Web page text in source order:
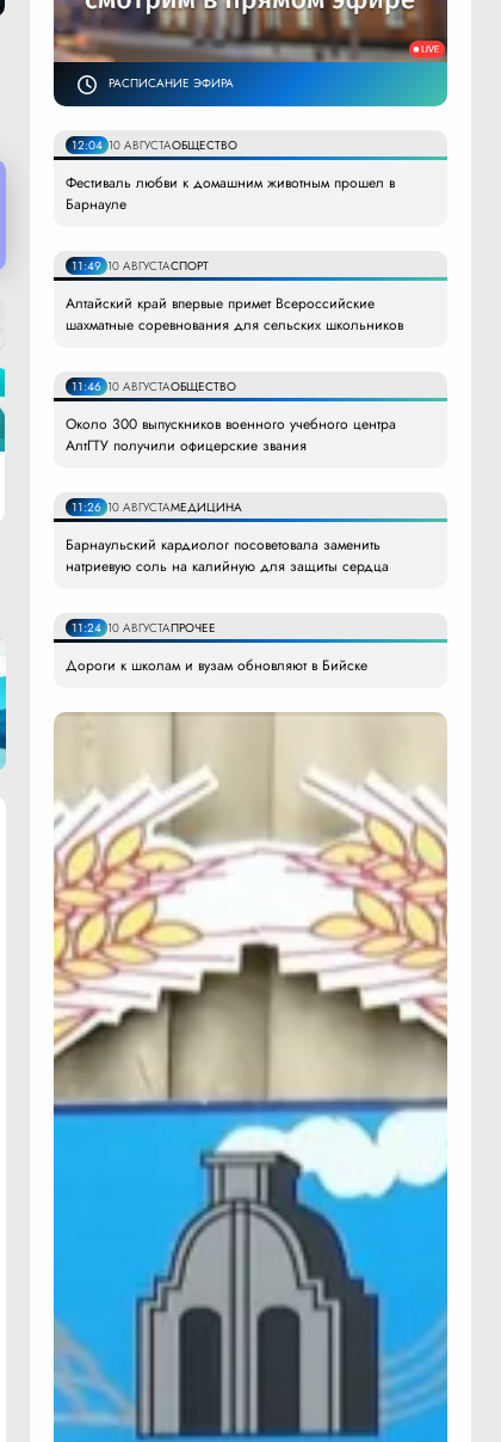
РАСПИСАНИЕ ЭФИРА
12:04 10 АВГУСТАОБЩЕСТВО
Фестиваль любви к домашним животным прошел в
Барнауле
11:49 10 АВГУСТАСПОРТ
Алтайский край впервые примет Всероссийские
шахматные соревнования для сельских школьников
11:46 10 АВГУСТАОБЩЕСТВО
Около 300 выпускников военного учебного центра
АлтГТУ получили офицерские звания
11:26 10 АВГУСТАМЕДИЦИНА
Барнаульский кардиолог посоветовала заменить
натриевую соль на калийную для защиты сердца
11:24 10 АВГУСТАПРОЧЕЕ
Дороги к школам и вузам обновляют в Бийске